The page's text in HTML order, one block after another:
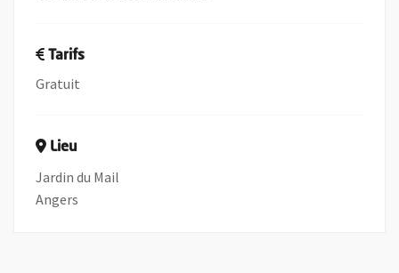
Tarifs
Gratuit
Lieu
Jardin du Mail
Angers